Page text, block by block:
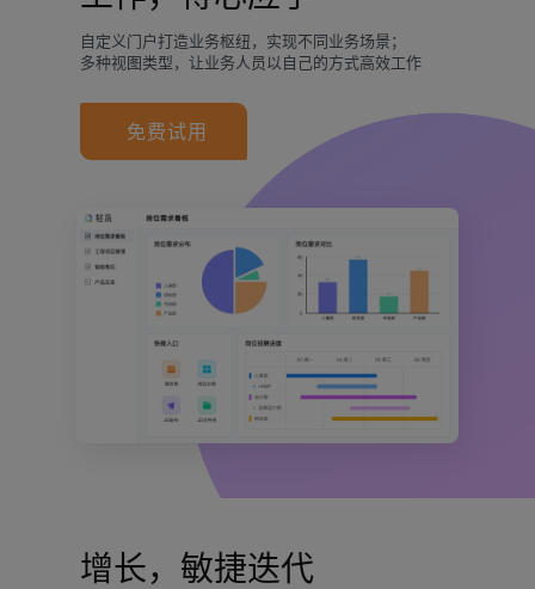
自定义门户打造业务枢纽，实现不同业务场景；
多种视图类型，让业务人员以自己的方式高效工作
免费试用
增长，敏捷迭代